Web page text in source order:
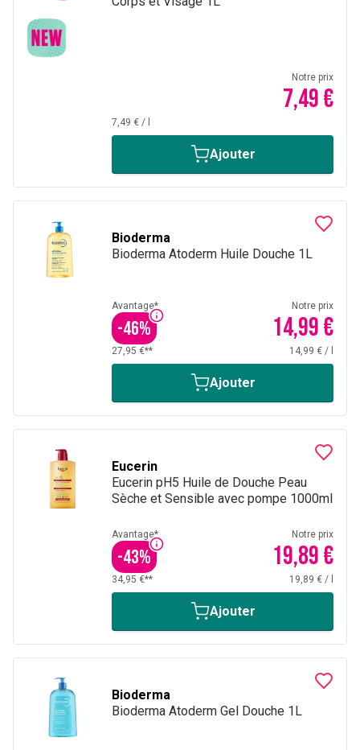
Notre prix
7,49 €
7,49 € /
Ajouter
Bioderma
Bioderma Atoderm Huile Douche 1L
Avantage*
-46%
Notre prix
14,99 €
27,95 €** 14,99 € /
Ajouter
Eucerin
Eucerin pH5 Huile de Douche Peau
Sèche et Sensible avec pompe 1000ml
Avantage*
-43%
Notre prix
19,89 €
34,95 €** 19,89 € /
Ajouter
Bioderma
Bioderma Atoderm Gel Douche 1L